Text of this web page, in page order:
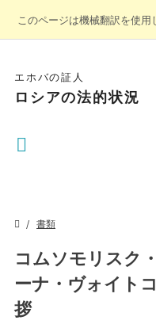
このページは機械翻訳を使用
エホバの証人
ロシアの法的状況
書類
コムソモリスク
ーナ・ヴォイト
拶